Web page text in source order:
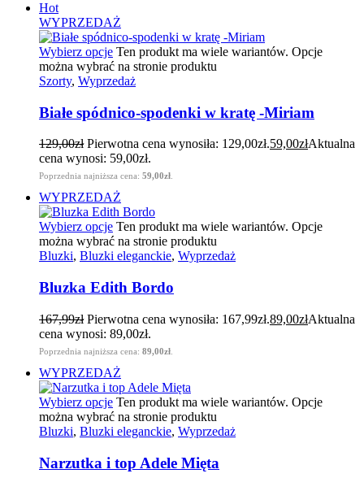
Hot
WYPRZEDAŻ
Wybierz opcje Ten produkt ma wiele wariantów. Opcje
można wybrać na stronie produktu
Szorty, Wyprzedaż
Białe spódnico-spodenki w kratę -Miriam
129,00zł Pierwotna cena wynosiła: 129,00zł.59,00złAktualna
cena wynosi: 59,00zł.
Poprzednia najniższa cena: 59,00zł.
WYPRZEDAŻ
Wybierz opcje Ten produkt ma wiele wariantów. Opcje
można wybrać na stronie produktu
Bluzki, Bluzki eleganckie, Wyprzedaż
Bluzka Edith Bordo
167,99zł Pierwotna cena wynosiła: 167,99zł.89,00złAktualna
cena wynosi: 89,00zł.
Poprzednia najniższa cena: 89,00zł
WYPRZEDAŻ
Wybierz opcje Ten produkt ma wiele wariantów. Opcje
można wybrać na stronie produktu
Bluzki, Bluzki eleganckie, Wyprzedaż
Narzutka i top Adele Mięta